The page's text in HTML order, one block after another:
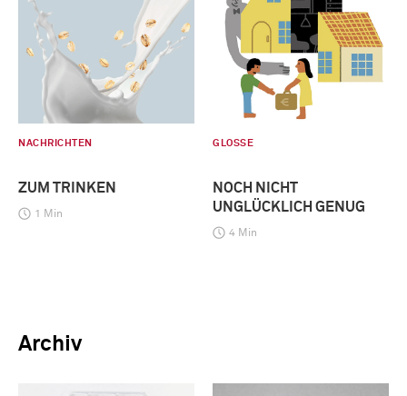
NACHRICHTEN
ZUM TRINKEN
1 Min
GLOSSE
NOCH NICHT
UNGLÜCKLICH GENUG
4 Min
Archiv